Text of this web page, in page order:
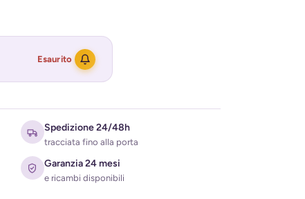
Esaurito
Spedizione 24/48h
tracciata fino alla porta
Garanzia 24 mesi
e ricambi disponibili